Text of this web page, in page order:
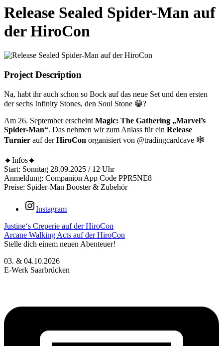
Release Sealed Spider-Man auf
der HiroCon
Project Description
Na, habt ihr auch schon so Bock auf das neue Set und den ersten
der sechs Infinity Stones, den Soul Stone 😁?
Am 26. September erscheint Magic: The Gathering „Marvel’s
Spider-Man“. Das nehmen wir zum Anlass für ein Release
Turnier auf derHiroCon organisiert von @tradingcardcave 🕸
🔹Infos🔹
Start: Sonntag 28.09.2025 / 12 Uhr
Anmeldung: Companion App Code PPR5NE8
Preise: Spider-Man Booster & Zubehör
Instagram
Justine‘s Creperie auf der HiroCon
Arcane Walking Acts auf der HiroCon
Stelle dich einem neuen Abenteuer!
03. & 04.10.2026
E-Werk Saarbrücken